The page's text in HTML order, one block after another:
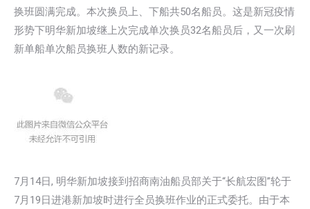
换班圆满完成。本次换员上、下船共50名船员。这是新冠疫情
形势下明华新加坡继上次完成单次换员32名船员后，又一次刷
新单船单次船员换班人数的新记录。
7月14日, 明华新加坡接到招商南油船员部关于“长航宏图”轮于
7月19日进港新加坡时进行全员换班作业的正式委托。由于本